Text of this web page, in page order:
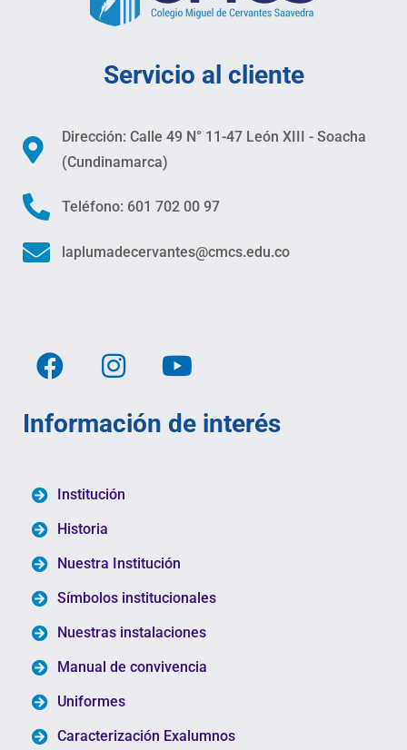
Servicio al cliente
Dirección: Calle 49 N° 11-47 León XIII - Soacha
(Cundinamarca)
Teléfono: 601 702 00 97
laplumadecervantes@cmcs.edu.co
Información de interés
Institución
Historia
Nuestra Institución
Símbolos institucionales
Nuestras instalaciones
Manual de convivencia
Uniformes
Caracterización Exalumnos